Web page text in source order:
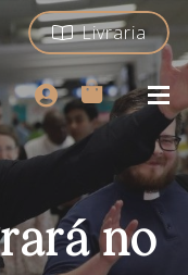
Livraria
no